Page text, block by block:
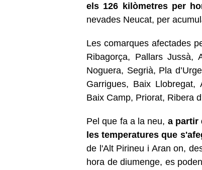
els 126 kilòmetres per
nevades Neucat, per
Les comarques afectades
Ribagorça, Pallars Jussà,
Noguera, Segrià, Pla
Garrigues, Baix Llobregat,
Baix Camp, Priorat, Ribera
Pel que fa a la neu, a partir
les temperatures que
de l'Alt Pirineu i Aran on,
hora de diumenge, es